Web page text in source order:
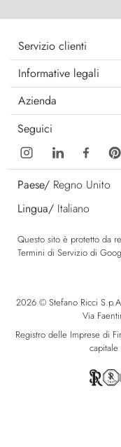
Servizio clienti
Informative legali
Azienda
Seguici
Paese/ Regno Unito
Lingua/ Italiano
Questo sito è protetto da
Termini di Servizio di
2026 © Stefano Ricci
Via
Registro delle Imprese di